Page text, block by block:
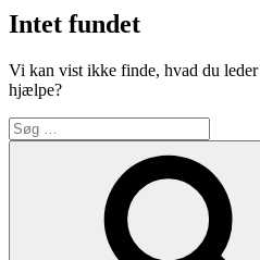
Intet fundet
Vi kan vist ikke finde, hvad du
hjælpe?
Søg
efter: